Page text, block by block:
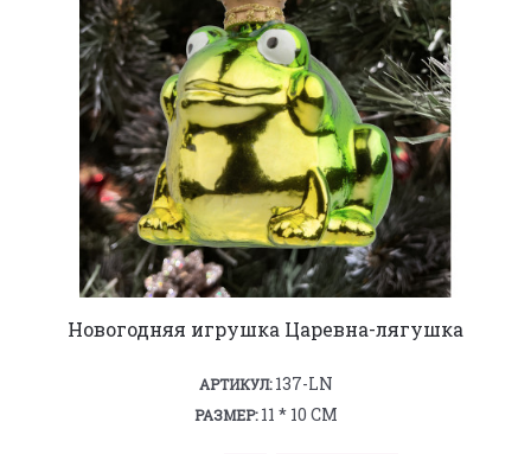
Новогодняя игрушка Царевна-лягушка
АРТИКУЛ:137-LN
РАЗМЕР:11 * 10 СМ